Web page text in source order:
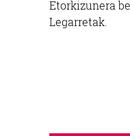
Etorkizunera
Legarretak.